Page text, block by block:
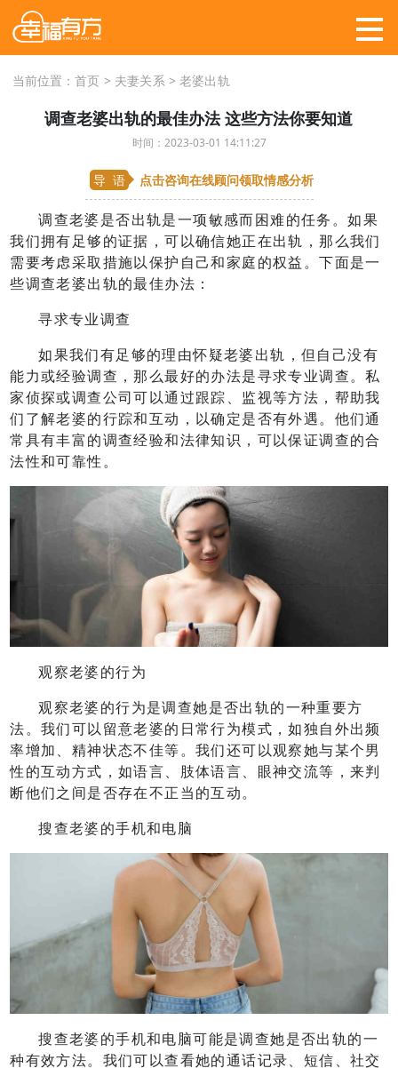
当前位置： 首页 > 夫妻关系 > 老婆出轨
调查老婆出轨的最佳办法 这些方法你要知道
时间：2023-03-01 14:11:27
导 语 点击咨询在线顾问领取情感分析
调查老婆是否出轨是一项敏感而困难的任务。如果
我们拥有足够的证据，可以确信她正在出轨，那么我们
需要考虑采取措施以保护自己和家庭的权益。下面是一
些调查老婆出轨的最佳办法：
寻求专业调查
如果我们有足够的理由怀疑老婆出轨，但自己没有
能力或经验调查，那么最好的办法是寻求专业调查。私
家侦探或调查公司可以通过跟踪、监视等方法，帮助我
们了解老婆的行踪和互动，以确定是否有外遇。他们通
常具有丰富的调查经验和法律知识，可以保证调查的合
法性和可靠性。
观察老婆的行为
观察老婆的行为是调查她是否出轨的一种重要方
法。我们可以留意老婆的日常行为模式，如独自外出频
率增加、精神状态不佳等。我们还可以观察她与某个男
性的互动方式，如语言、肢体语言、眼神交流等，来判
断他们之间是否存在不正当的互动。
搜查老婆的手机和电脑
搜查老婆的手机和电脑可能是调查她是否出轨的一
种有效方法。我们可以查看她的通话记录、短信、社交